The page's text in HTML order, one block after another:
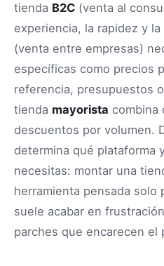
tienda B2C (venta al
experiencia, la rapidez y
(venta entre empresas)
específicas como precios
referencia, presupuestos
tienda mayorista combina
descuentos por volumen.
determina qué plataforma
necesitas: montar una
herramienta pensada solo
suele acabar en
parches que encarecen el